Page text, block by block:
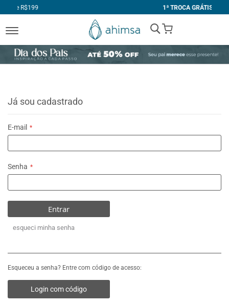
1ª TROCA GRÁTIS
My Cart
Já sou cadastrado
E-mail
Senha
Entrar
esqueci minha senha
Esqueceu a senha? Entre com código de acesso:
Login com código